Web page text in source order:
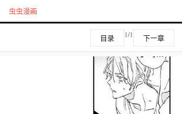
虫虫漫画
目录 1/1 下一章